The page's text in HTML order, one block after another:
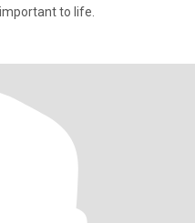
to life.